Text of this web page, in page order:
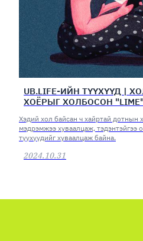
UB.LIFE-ИЙН ТҮҮХҮҮД |
ХОЁРЫГ ХОЛБОСОН
Хэдий хол байсан ч хайртай дотнын
мэдрэмжээ хуваалцаж, тэдэнтэйгээ
түүхүүдийг хуваалцаж байна.
2024.10.31